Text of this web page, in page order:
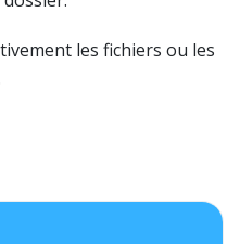
les fichiers ou les